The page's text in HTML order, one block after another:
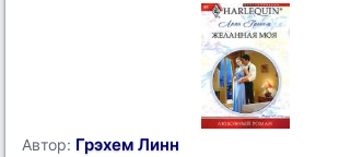
Автор: Грэхем Линн